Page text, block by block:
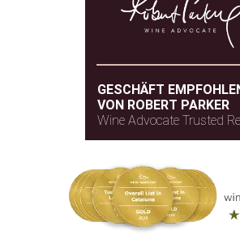
GESCHÄFT
VON ROBERT PARKER
Wine Advocate Trusted